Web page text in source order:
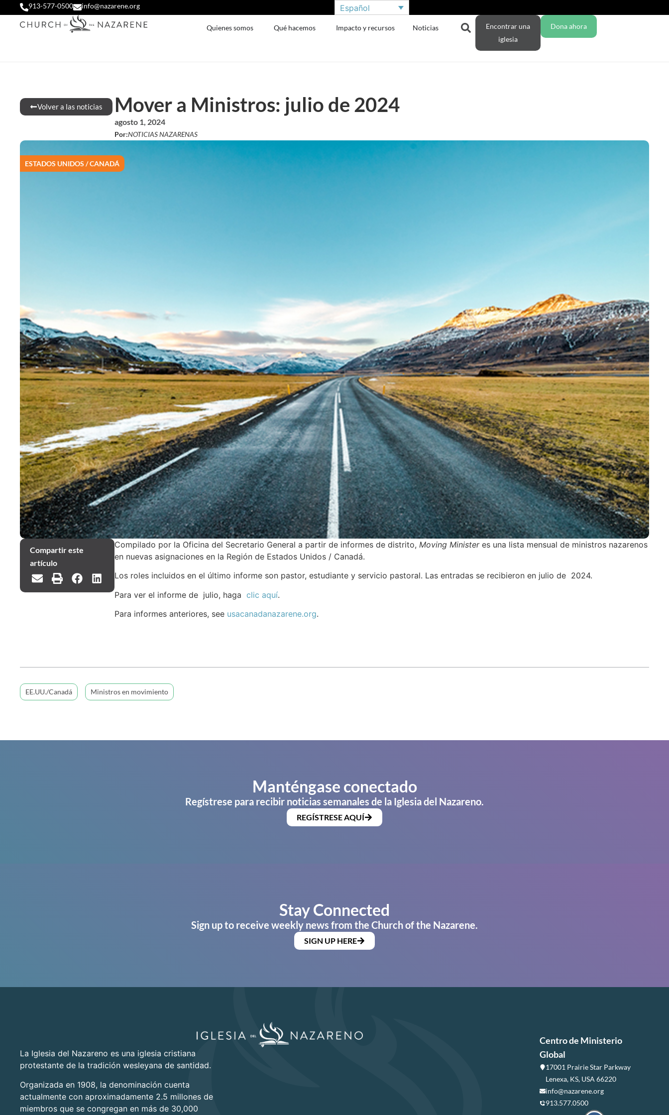
913-577-0500 info@nazarene.org Español
Quienes somos Qué hacemos Impacto y recursos Noticias
Encontrar una
iglesia
Dona ahora
Volver a las noticias Mover a Ministros: julio de 2024
agosto 1, 2024
Por:NOTICIAS NAZARENAS
ESTADOS UNIDOS / CANADÁ
Compartir este
artículo
Compilado por la Oficina del Secretario General a partir de informes de distrito, Moving Ministeres una lista mensual de ministros nazarenos
en nuevas asignaciones en la Región de Estados Unidos / Canadá.
Los roles incluidos en el último informe son pastor, estudiante y servicio pastoral. Las entradas se recibieron en julio de 2024.
Para ver el informe de julio, haga clic aquí.
Para informes anteriores, see usacanadanazarene.org.
EE.UU./Canadá Ministros en movimiento
Manténgase conectado
Regístrese para recibir noticias semanales de la Iglesia del Nazareno.
REGÍSTRESE AQUÍ
Stay Connected
Sign up to receive weekly news from the Church of the Nazarene.
SIGN UP HERE
La Iglesia del Nazareno es una iglesia cristiana
protestante de la tradición wesleyana de santidad.
Organizada en 1908, la denominación cuenta
actualmente con aproximadamente 2.5 millones de
miembros que se congregan en más de 30,000
Centro de Ministerio
Global
17001 Prairie Star Parkway
Lenexa, KS, USA 66220
info@nazarene.org
913.577.0500